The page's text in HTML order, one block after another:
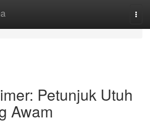
Petunjuk Utuh
Awam